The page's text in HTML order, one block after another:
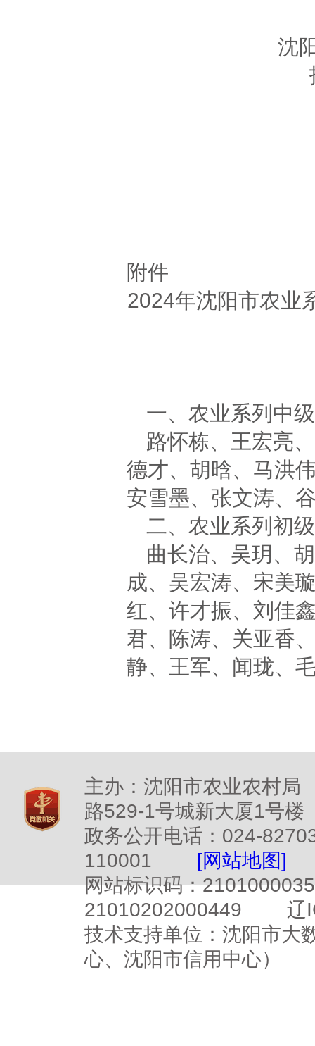
沈阳市农业
附件
2024年沈阳市农业
一、农业系列中
路怀栋、王宏亮
德才、胡晗、马洪
安雪墨、张文涛、
二、农业系列初
曲长治、吴玥、
成、吴宏涛、宋美
红、许才振、刘佳
君、陈涛、关亚香
静、王军、闻珑、
主办：沈阳市农业农村
路529-1号城新大厦1号楼
政务公开电话：024-
110001 [网站地图]
网站标识码：
21010202000449
辽
技术支持单位：沈阳市大
心、沈阳市信用中心）